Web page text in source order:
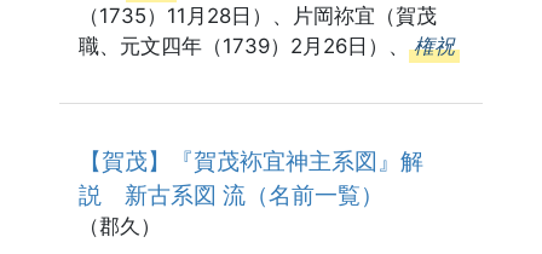
（1735）11月28日）、片岡祢宜（賀茂
職、元文四年（1739）2月26日）、 権祝
【賀茂】『賀茂袮宜神主系図』解
説 新古系図 流（名前一覧）
（郡久）